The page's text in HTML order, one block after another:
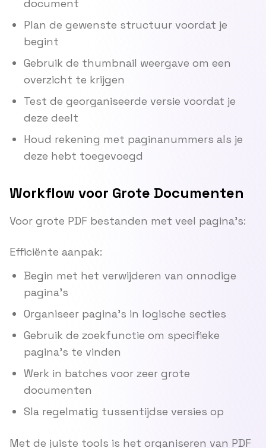
document
Plan de gewenste structuur voordat je
begint
Gebruik de thumbnail weergave om een
overzicht te krijgen
Test de georganiseerde versie voordat je
deze deelt
Houd rekening met paginanummers als je
deze hebt toegevoegd
Workflow voor Grote Documenten
Voor grote PDF bestanden met veel pagina's:
Efficiënte aanpak:
Begin met het verwijderen van onnodige
pagina's
Organiseer pagina's in logische secties
Gebruik de zoekfunctie om specifieke
pagina's te vinden
Werk in batches voor zeer grote
documenten
Sla regelmatig tussentijdse versies op
Met de juiste tools is het organiseren van PDF